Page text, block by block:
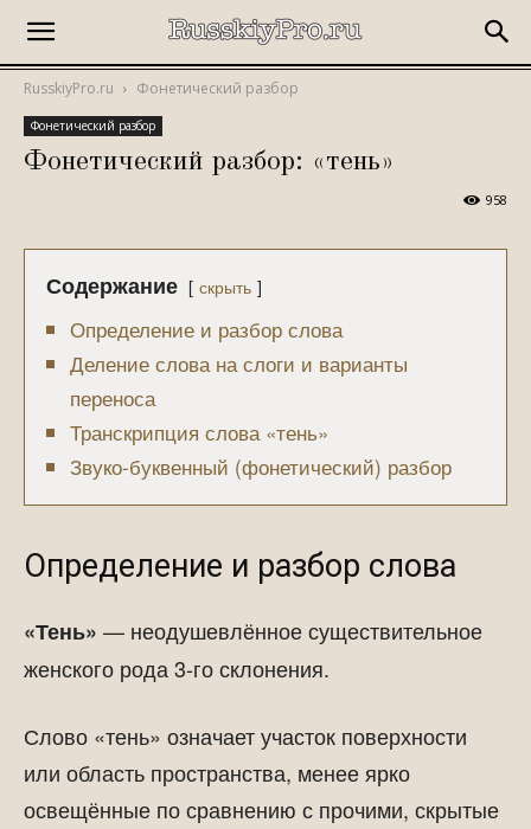
RusskiyPro.ru Фонетический разбор
Фонетический разбор
Фонетический разбор: «тень»
958
Содержание скрыть
Определение и разбор слова
Деление слова на слоги и варианты
переноса
Транскрипция слова «тень»
Звуко-буквенный (фонетический) разбор
Определение и разбор слова
«Тень» — неодушевлённое существительное
женского рода 3-го склонения.
Слово «тень» означает участок поверхности
или область пространства, менее ярко
освещённые по сравнению с прочими, скрытые